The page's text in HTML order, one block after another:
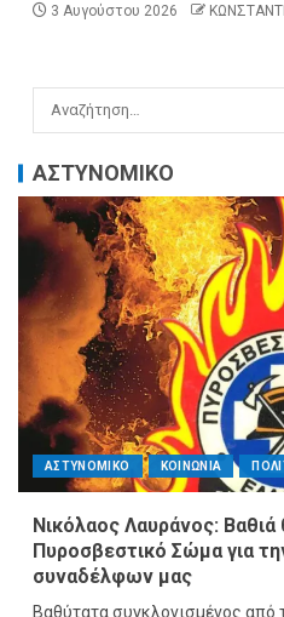
3 Αυγούστου 2026
ΑΣΤΥΝΟΜΙΚΟ
ΑΣΤΥΝΟΜΙΚΟ ΚΟΙΝΩΝΙΑ
Νικόλαος Λαυράνος: Βαθιά
Πυροσβεστικό Σώμα για
συναδέλφων μας
Βαθύτατα συγκλονισμένος από